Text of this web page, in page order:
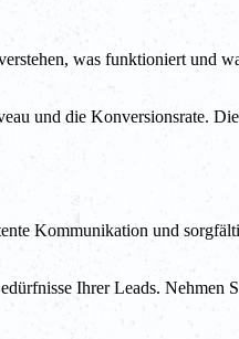
was funktioniert und
und die Konversionsrate.
Kommunikation und
Ihrer Leads. Nehmen